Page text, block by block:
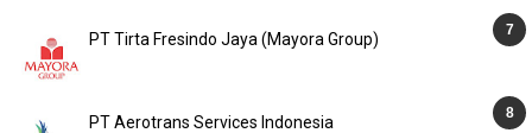
PT Tirta Fresindo Jaya (Mayora Group)
PT Aerotrans Services Indonesia